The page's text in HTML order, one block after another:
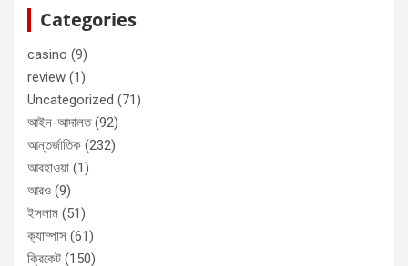
Categories
casino (9)
review (1)
Uncategorized (71)
আইন-আদালত(92)
আন্তর্জাতিক (232)
আবহাওয়া (1)
আরও (9)
ইসলাম (51)
ক্যাম্পাস (61)
ক্রিকেট (150)